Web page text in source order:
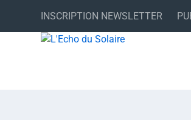
INSCRIPTION NEWSLETTER